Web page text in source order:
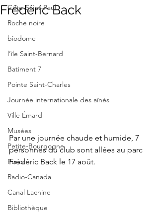
Côte-Saint-Paul
Roche noire
biodome
l’île Saint-Bernard
Batiment 7
Pointe Saint-Charles
Journée internationale des aînés
Ville Émard
Musées
Petite-Bourgogne
Parcs
Radio-Canada
Canal Lachine
Bibliothèque
Frédéric Back
Par une journée chaude et humide, 7
personnes du club sont allées au parc
Frédéric Back le 17 août.